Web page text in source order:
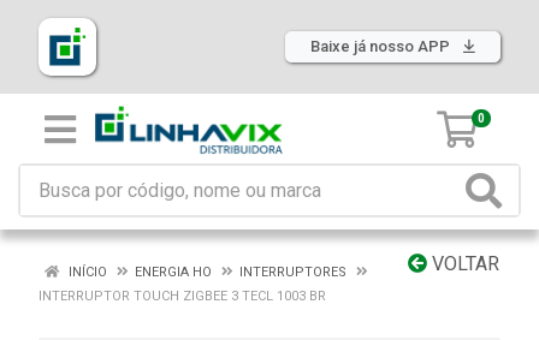
Baixe já nosso APP
0
VOLTAR
INÍCIO ENERGIA HO
INTERRUPTORES
INTERRUPTOR TOUCH ZIGBEE 3 TECL 1003 BR